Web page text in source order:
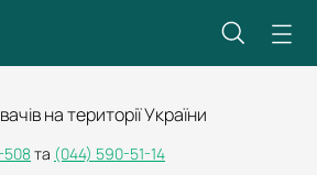
на території України
508та (044) 590-51-14